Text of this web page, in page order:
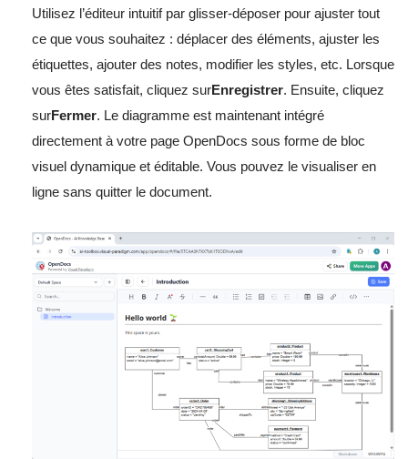
Utilisez l’éditeur intuitif par glisser-déposer pour ajuster tout
ce que vous souhaitez : déplacer des éléments, ajuster les
étiquettes, ajouter des notes, modifier les styles, etc. Lorsque
vous êtes satisfait, cliquez surEnregistrer. Ensuite, cliquez
surFermer. Le diagramme est maintenant intégré
directement à votre page OpenDocs sous forme de bloc
visuel dynamique et éditable. Vous pouvez le visualiser en
ligne sans quitter le document.